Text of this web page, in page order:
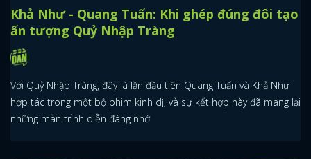
Khả Như - Quang Tuấn: Khi ghép đúng đôi tạo
ấn tượng Quỷ Nhập Tràng
Với Quỷ Nhập Tràng, đây là lần đầu tiên Quang Tuấn và Khả Như
hợp tác trong một bộ phim kinh dị, và sự kết hợp này đã mang lại
những màn trình diễn đáng nhớ